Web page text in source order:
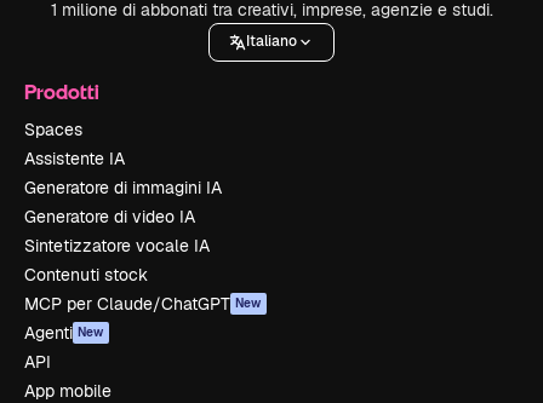
1 milione di abbonati tra creativi, imprese, agenzie e studi.
Italiano
Prodotti
Spaces
Assistente IA
Generatore di immagini IA
Generatore di video IA
Sintetizzatore vocale IA
Contenuti stock
MCP per Claude/ChatGPT New
Agenti New
API
App mobile